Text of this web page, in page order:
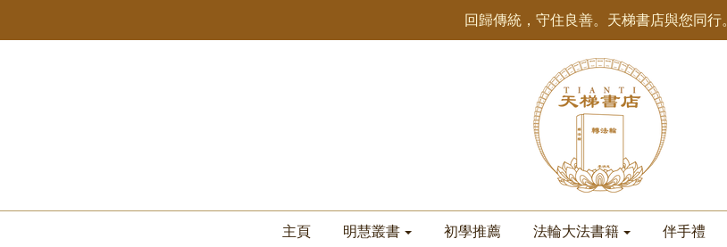
回歸傳統，守住良善。天梯書店與您同行。
主頁 明慧叢書 初學推薦 法輪大法書籍 伴手禮